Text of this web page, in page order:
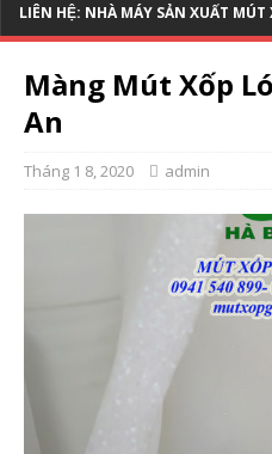
LIÊN HỆ: NHÀ MÁY SẢN XUẤT MÚT
Màng Mút Xốp
An
Tháng 1 8, 2020 admin